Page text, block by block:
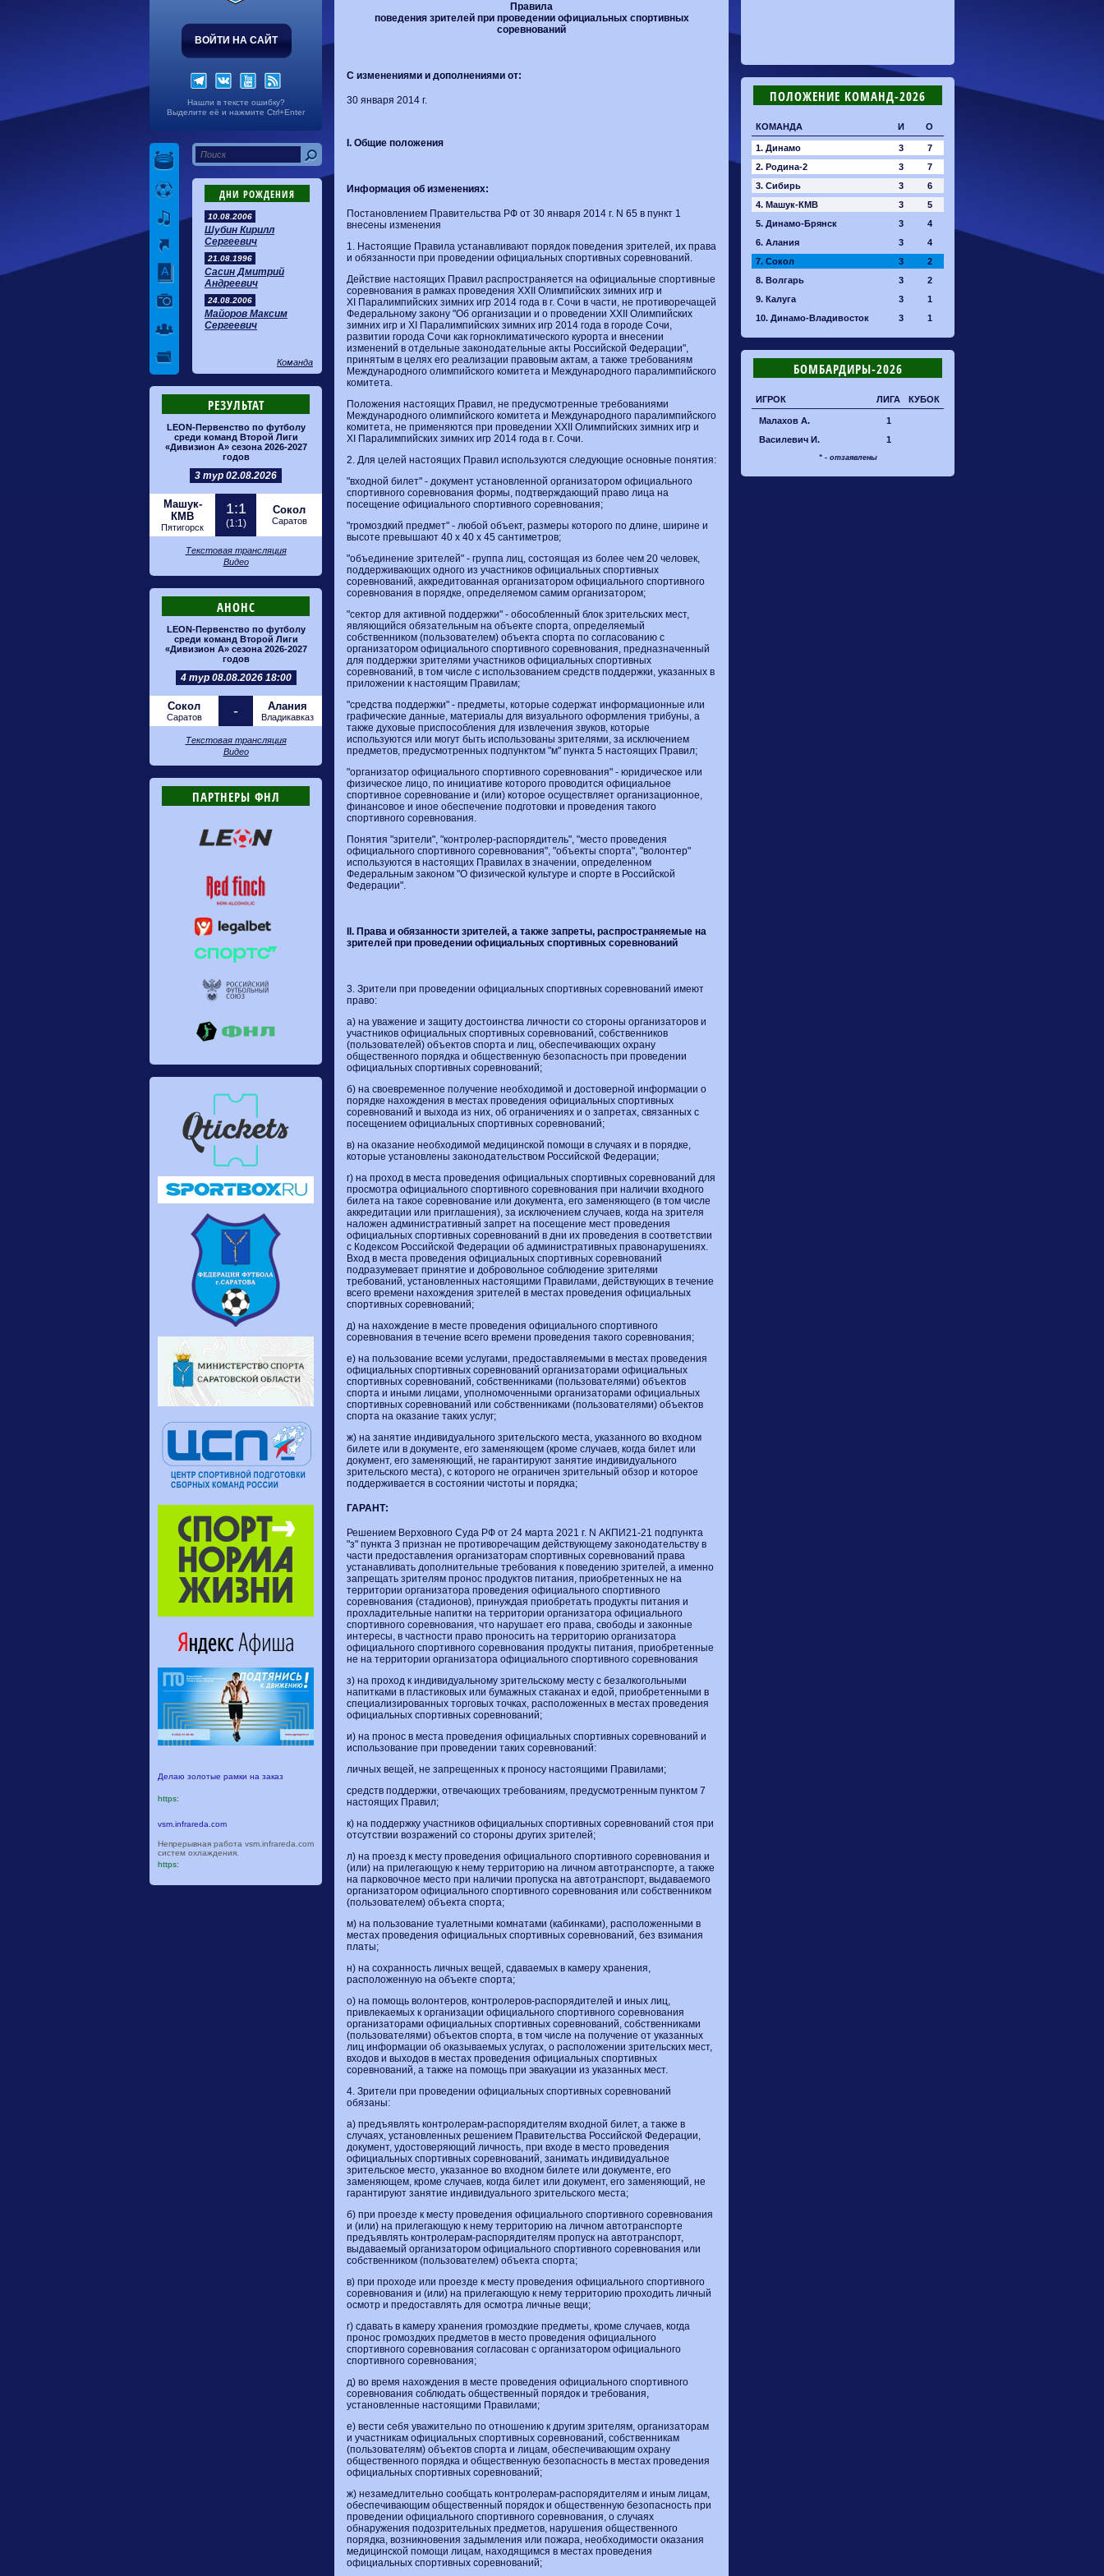
ВОЙТИ НА САЙТ
Нашли в тексте ошибку?
Выделите её и нажмите Ctrl+Enter
ДНИ РОЖДЕНИЯ
10.08.2006
Шубин Кирилл
Сергеевич
21.08.1996
Сасин Дмитрий
Андреевич
24.08.2006
Майоров Максим
Сергеевич
Команда
РЕЗУЛЬТАТ
LEON-Первенство по футболу
среди команд Второй Лиги
«Дивизион А» сезона 2026-2027
годов
3 тур 02.08.2026
Машук-
КМВ
Пятигорск
1:1
(1:1)
Сокол
Саратов
Текстовая трансляция
Видео
АНОНС
LEON-Первенство по футболу
среди команд Второй Лиги
«Дивизион А» сезона 2026-2027
годов
4 тур 08.08.2026 18:00
Сокол
Саратов - Алания
Владикавказ
Текстовая трансляция
Видео
ПАРТНЕРЫ ФНЛ
Делаю золотые рамки на заказ
https:
vsm.infrareda.com
Непрерывная работа vsm.infrareda.com
систем охлаждения.
https:
Правила
поведения зрителей при проведении официальных спортивных
соревнований
С изменениями и дополнениями от:
30 января 2014 г.
I. Общие положения
Информация об изменениях:
Постановлением Правительства РФ от 30 января 2014 г. N 65 в пункт 1
внесены изменения
1. Настоящие Правила устанавливают порядок поведения зрителей, их права
и обязанности при проведении официальных спортивных соревнований.
Действие настоящих Правил распространяется на официальные спортивные
соревнования в рамках проведения XXII Олимпийских зимних игр и
XI Паралимпийских зимних игр 2014 года в г. Сочи в части, не противоречащей
Федеральному закону "Об организации и о проведении XXII Олимпийских
зимних игр и XI Паралимпийских зимних игр 2014 года в городе Сочи,
развитии города Сочи как горноклиматического курорта и внесении
изменений в отдельные законодательные акты Российской Федерации",
принятым в целях его реализации правовым актам, а также требованиям
Международного олимпийского комитета и Международного паралимпийского
комитета.
Положения настоящих Правил, не предусмотренные требованиями
Международного олимпийского комитета и Международного паралимпийского
комитета, не применяются при проведении XXII Олимпийских зимних игр и
XI Паралимпийских зимних игр 2014 года в г. Сочи.
2. Для целей настоящих Правил используются следующие основные понятия:
"входной билет" - документ установленной организатором официального
спортивного соревнования формы, подтверждающий право лица на
посещение официального спортивного соревнования;
"громоздкий предмет" - любой объект, размеры которого по длине, ширине и
высоте превышают 40 х 40 х 45 сантиметров;
"объединение зрителей" - группа лиц, состоящая из более чем 20 человек,
поддерживающих одного из участников официальных спортивных
соревнований, аккредитованная организатором официального спортивного
соревнования в порядке, определяемом самим организатором;
"сектор для активной поддержки" - обособленный блок зрительских мест,
являющийся обязательным на объекте спорта, определяемый
собственником (пользователем) объекта спорта по согласованию с
организатором официального спортивного соревнования, предназначенный
для поддержки зрителями участников официальных спортивных
соревнований, в том числе с использованием средств поддержки, указанных в
приложении к настоящим Правилам;
"средства поддержки" - предметы, которые содержат информационные или
графические данные, материалы для визуального оформления трибуны, а
также духовые приспособления для извлечения звуков, которые
используются или могут быть использованы зрителями, за исключением
предметов, предусмотренных подпунктом "м" пункта 5 настоящих Правил;
"организатор официального спортивного соревнования" - юридическое или
физическое лицо, по инициативе которого проводится официальное
спортивное соревнование и (или) которое осуществляет организационное,
финансовое и иное обеспечение подготовки и проведения такого
спортивного соревнования.
Понятия "зрители", "контролер-распорядитель", "место проведения
официального спортивного соревнования", "объекты спорта", "волонтер"
используются в настоящих Правилах в значении, определенном
Федеральным законом "О физической культуре и спорте в Российской
Федерации".
II. Права и обязанности зрителей, а также запреты, распространяемые на
зрителей при проведении официальных спортивных соревнований
3. Зрители при проведении официальных спортивных соревнований имеют
право:
а) на уважение и защиту достоинства личности со стороны организаторов и
участников официальных спортивных соревнований, собственников
(пользователей) объектов спорта и лиц, обеспечивающих охрану
общественного порядка и общественную безопасность при проведении
официальных спортивных соревнований;
б) на своевременное получение необходимой и достоверной информации о
порядке нахождения в местах проведения официальных спортивных
соревнований и выхода из них, об ограничениях и о запретах, связанных с
посещением официальных спортивных соревнований;
в) на оказание необходимой медицинской помощи в случаях и в порядке,
которые установлены законодательством Российской Федерации;
г) на проход в места проведения официальных спортивных соревнований для
просмотра официального спортивного соревнования при наличии входного
билета на такое соревнование или документа, его заменяющего (в том числе
аккредитации или приглашения), за исключением случаев, когда на зрителя
наложен административный запрет на посещение мест проведения
официальных спортивных соревнований в дни их проведения в соответствии
с Кодексом Российской Федерации об административных правонарушениях.
Вход в места проведения официальных спортивных соревнований
подразумевает принятие и добровольное соблюдение зрителями
требований, установленных настоящими Правилами, действующих в течение
всего времени нахождения зрителей в местах проведения официальных
спортивных соревнований;
д) на нахождение в месте проведения официального спортивного
соревнования в течение всего времени проведения такого соревнования;
е) на пользование всеми услугами, предоставляемыми в местах проведения
официальных спортивных соревнований организаторами официальных
спортивных соревнований, собственниками (пользователями) объектов
спорта и иными лицами, уполномоченными организаторами официальных
спортивных соревнований или собственниками (пользователями) объектов
спорта на оказание таких услуг;
ж) на занятие индивидуального зрительского места, указанного во входном
билете или в документе, его заменяющем (кроме случаев, когда билет или
документ, его заменяющий, не гарантируют занятие индивидуального
зрительского места), с которого не ограничен зрительный обзор и которое
поддерживается в состоянии чистоты и порядка;
ГАРАНТ:
Решением Верховного Суда РФ от 24 марта 2021 г. N АКПИ21-21 подпункта
"з" пункта 3 признан не противоречащим действующему законодательству в
части предоставления организаторам спортивных соревнований права
устанавливать дополнительные требования к поведению зрителей, а именно
запрещать зрителям пронос продуктов питания, приобретенных не на
территории организатора проведения официального спортивного
соревнования (стадионов), принуждая приобретать продукты питания и
прохладительные напитки на территории организатора официального
спортивного соревнования, что нарушает его права, свободы и законные
интересы, в частности право проносить на территорию организатора
официального спортивного соревнования продукты питания, приобретенные
не на территории организатора официального спортивного соревнования
з) на проход к индивидуальному зрительскому месту с безалкогольными
напитками в пластиковых или бумажных стаканах и едой, приобретенными в
специализированных торговых точках, расположенных в местах проведения
официальных спортивных соревнований;
и) на пронос в места проведения официальных спортивных соревнований и
использование при проведении таких соревнований:
личных вещей, не запрещенных к проносу настоящими Правилами;
средств поддержки, отвечающих требованиям, предусмотренным пунктом 7
настоящих Правил;
к) на поддержку участников официальных спортивных соревнований стоя при
отсутствии возражений со стороны других зрителей;
л) на проезд к месту проведения официального спортивного соревнования и
(или) на прилегающую к нему территорию на личном автотранспорте, а также
на парковочное место при наличии пропуска на автотранспорт, выдаваемого
организатором официального спортивного соревнования или собственником
(пользователем) объекта спорта;
м) на пользование туалетными комнатами (кабинками), расположенными в
местах проведения официальных спортивных соревнований, без взимания
платы;
н) на сохранность личных вещей, сдаваемых в камеру хранения,
расположенную на объекте спорта;
о) на помощь волонтеров, контролеров-распорядителей и иных лиц,
привлекаемых к организации официального спортивного соревнования
организаторами официальных спортивных соревнований, собственниками
(пользователями) объектов спорта, в том числе на получение от указанных
лиц информации об оказываемых услугах, о расположении зрительских мест,
входов и выходов в местах проведения официальных спортивных
соревнований, а также на помощь при эвакуации из указанных мест.
4. Зрители при проведении официальных спортивных соревнований
обязаны:
а) предъявлять контролерам-распорядителям входной билет, а также в
случаях, установленных решением Правительства Российской Федерации,
документ, удостоверяющий личность, при входе в место проведения
официальных спортивных соревнований, занимать индивидуальное
зрительское место, указанное во входном билете или документе, его
заменяющем, кроме случаев, когда билет или документ, его заменяющий, не
гарантируют занятие индивидуального зрительского места;
б) при проезде к месту проведения официального спортивного соревнования
и (или) на прилегающую к нему территорию на личном автотранспорте
предъявлять контролерам-распорядителям пропуск на автотранспорт,
выдаваемый организатором официального спортивного соревнования или
собственником (пользователем) объекта спорта;
в) при проходе или проезде к месту проведения официального спортивного
соревнования и (или) на прилегающую к нему территорию проходить личный
осмотр и предоставлять для осмотра личные вещи;
г) сдавать в камеру хранения громоздкие предметы, кроме случаев, когда
пронос громоздких предметов в место проведения официального
спортивного соревнования согласован с организатором официального
спортивного соревнования;
д) во время нахождения в месте проведения официального спортивного
соревнования соблюдать общественный порядок и требования,
установленные настоящими Правилами;
е) вести себя уважительно по отношению к другим зрителям, организаторам
и участникам официальных спортивных соревнований, собственникам
(пользователям) объектов спорта и лицам, обеспечивающим охрану
общественного порядка и общественную безопасность в местах проведения
официальных спортивных соревнований;
ж) незамедлительно сообщать контролерам-распорядителям и иным лицам,
обеспечивающим общественный порядок и общественную безопасность при
проведении официального спортивного соревнования, о случаях
обнаружения подозрительных предметов, нарушения общественного
порядка, возникновения задымления или пожара, необходимости оказания
медицинской помощи лицам, находящимся в местах проведения
официальных спортивных соревнований;
Калуга
0-1 Сибирь
ПОЛОЖЕНИЕ КОМАНД-2026
КОМАНДА И О
1. Динамо 3
7
2. Родина-2
3
7
3. Сибирь
3
6
4. Машук-КМВ
3
5
5. Динамо-Брянск
3
4
6. Алания
3
4
7. Сокол
3
2
8. Волгарь
3
2
9. Калуга
3
1
10. Динамо-Владивосток
3 1
БОМБАРДИРЫ-2026
ИГРОК ЛИГА КУБОК
Малахов А.
1
Василевич И.
1
* - отзаявлены